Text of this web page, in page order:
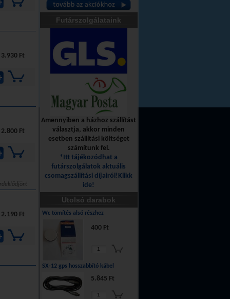
3.930 Ft
2.800 Ft
2.190 Ft
Futárszolgálataink
Amennyiben a házhoz szállítást
választja, akkor minden
esetben szállítási költséget
számítunk fel.
*Itt tájékozódhat a
futárszolgálatok aktuális
csomagszállítási díjairól!Klikk
ide!
Utolsó darabok
Wc tömítés alsó részhez
400 Ft
SX-12 gps hosszabbító kábel
5.845 Ft